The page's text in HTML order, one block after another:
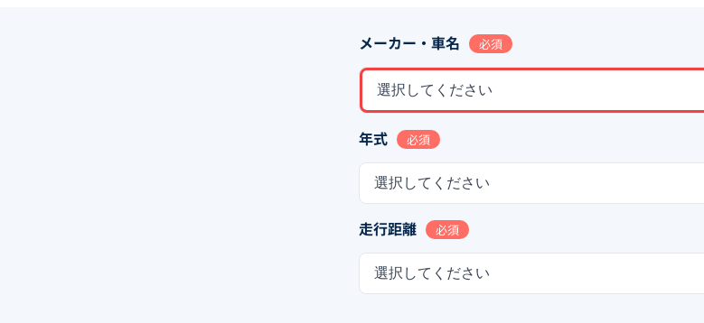
メーカー・車名 必須
選択してください
年式 必須
選択してください
走行距離 必須
選択してください